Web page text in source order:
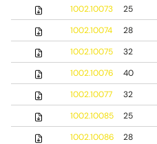
1002.10073
25
1002.10074
28
1002.10075
32
1002.10076
40
1002.10077
32
1002.10085
25
1002.10086
28